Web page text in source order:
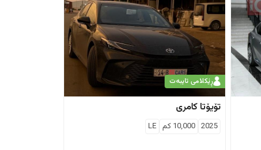
ڕێکلامی تایبەت
تۆیۆتا کامری
2025
10,000 كم LE